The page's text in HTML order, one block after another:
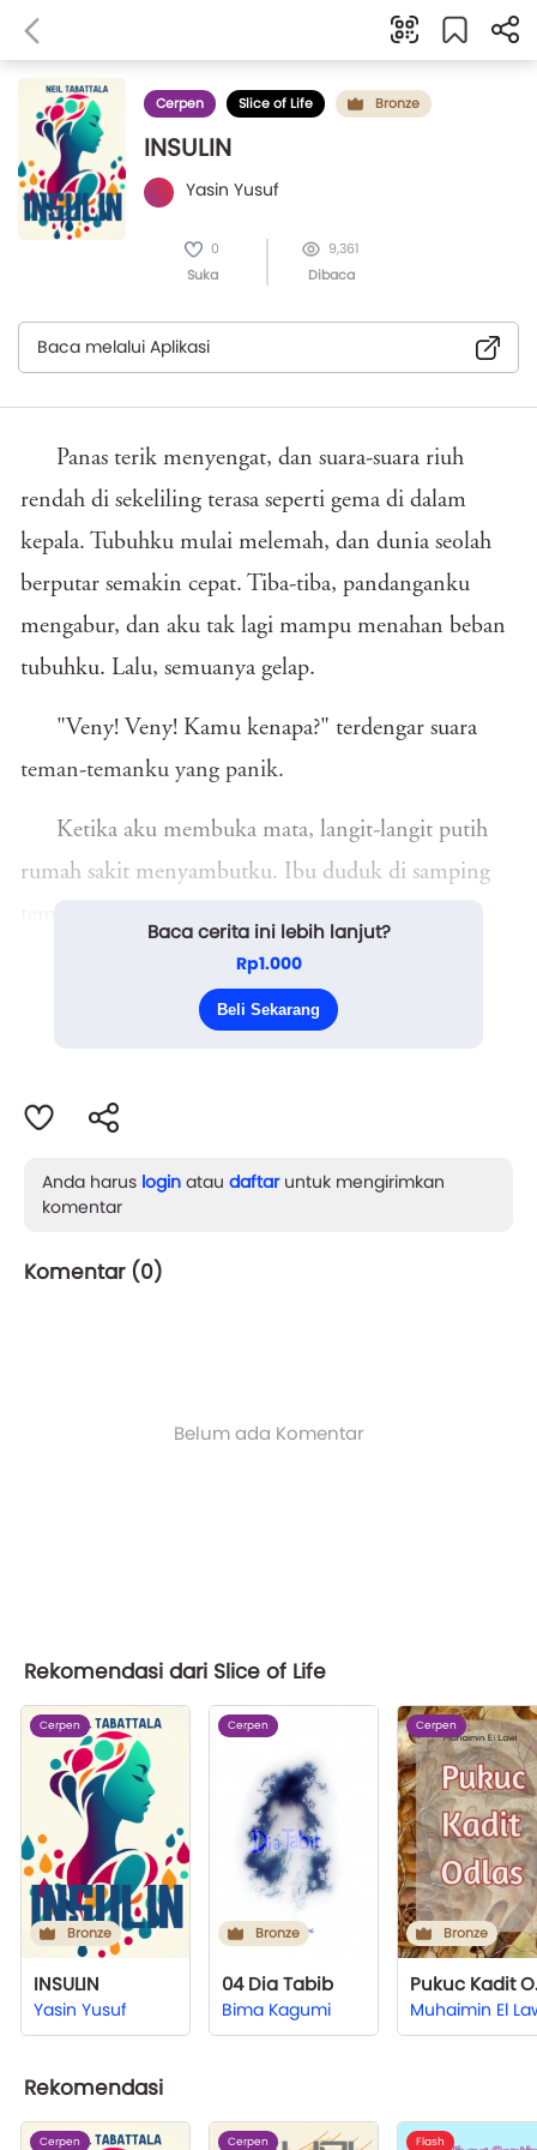
Cerpen Slice of Life Bronze
INSULIN
Yasin Yusuf
0
Suka
9,361
Dibaca
Baca melalui Aplikasi
Panas terik menyengat, dan suara-suara riuh
rendah di sekeliling terasa seperti gema di dalam
kepala. Tubuhku mulai melemah, dan dunia seolah
berputar semakin cepat. Tiba-tiba, pandanganku
mengabur, dan aku tak lagi mampu menahan beban
tubuhku. Lalu, semuanya gelap.
"Veny! Veny! Kamu kenapa?" terdengar suara
teman-temanku yang panik.
Ketika aku membuka mata, langit-langit putih
rumah sakit menyambutku. Ibu duduk di samping
"Ibu... apa yang terjadi?" tanyaku lemah.
"Kamu pingsan di seko...
Baca cerita ini lebih lanjut?
Rp1.000
Beli Sekarang
Anda harus login atau daftaruntuk mengirimkan
komentar
Komentar (0)
Belum ada Komentar
Rekomendasi dari Slice of Life
Cerpen
Bronze
INSULIN
Yasin Yusuf
Cerpen
Bronze
04 Dia Tabib
Bima Kagumi
Cerpen
Bronze
Muhaimin El
Rekomendasi
Cerpen Cerpen Flash